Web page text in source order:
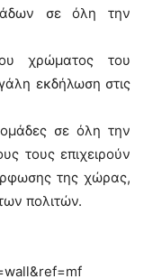
σε όλη την
χρώματος του
εκδήλωση στις
σε όλη την
τους επιχειρούν
της χώρας,
πολιτών.